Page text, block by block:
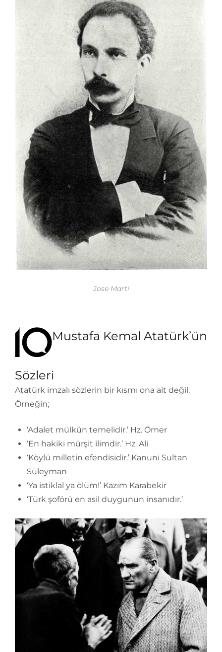
Jose Marti
Mustafa Kemal Atatürk’ün
Sözleri
Atatürk imzalı sözlerin bir kısmı ona ait değil.
Örneğin;
‘Adalet mülkün temelidir.’ Hz. Ömer
‘En hakiki mürşit ilimdir.’ Hz. Ali
‘Köylü milletin efendisidir.’ Kanuni Sultan
Süleyman
‘Ya istiklal ya ölüm!’ Kazım Karabekir
‘Türk şoförü en asil duygunun insanıdır.’